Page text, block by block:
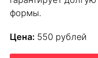
формы.
Цена: 550 рублей